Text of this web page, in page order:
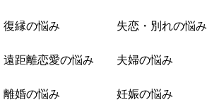
復縁の悩み 失恋・別れの悩み
遠距離恋愛の悩み 夫婦の悩み
離婚の悩み 妊娠の悩み